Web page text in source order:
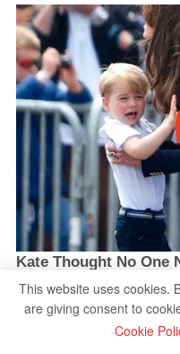
This website uses cookies.
are giving consent to
Cookie